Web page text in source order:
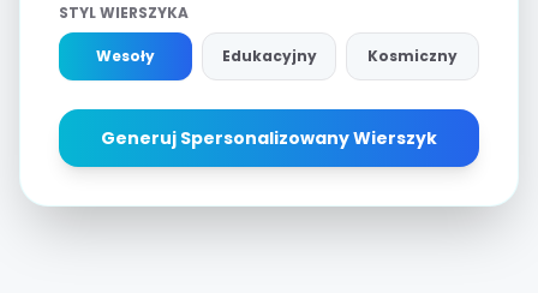
STYL WIERSZYKA
Wesoły Edukacyjny Kosmiczny
Generuj Spersonalizowany Wierszyk